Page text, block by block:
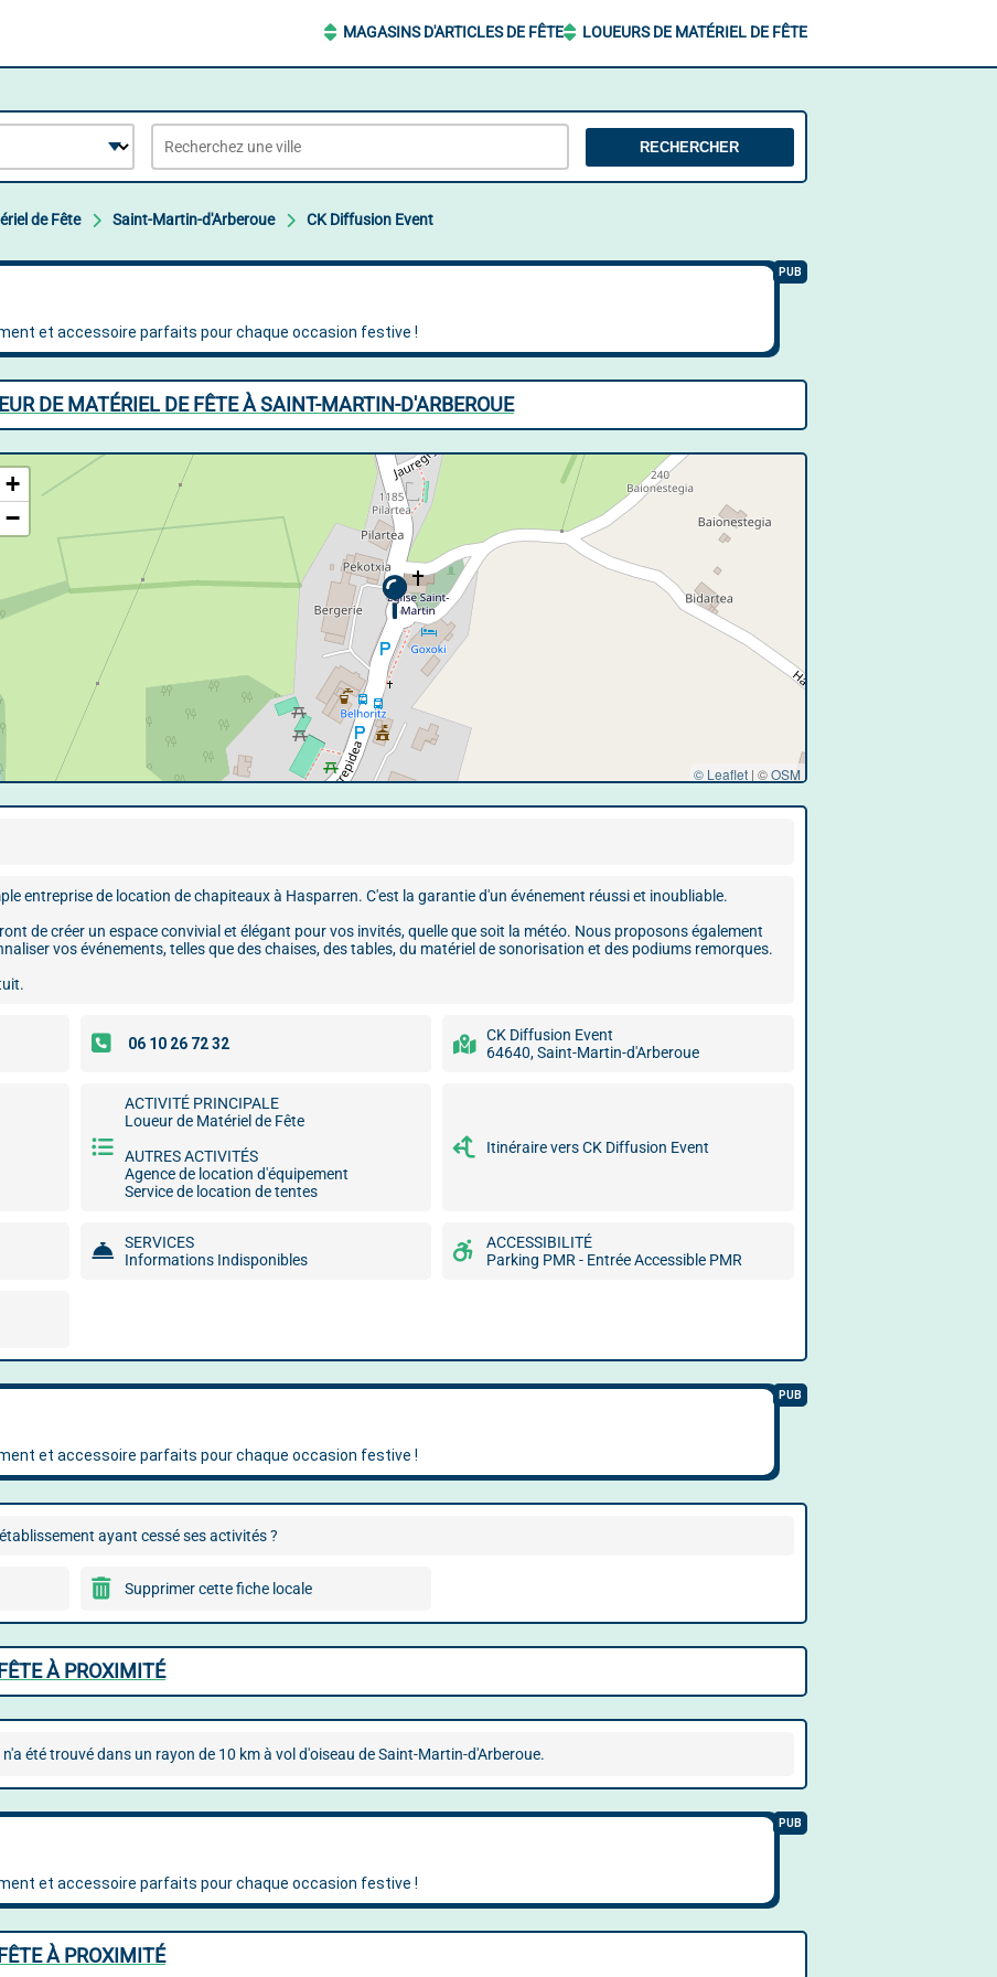
MAGASINS D'ARTICLES DE FÊTE LOUEURS DE MATÉRIEL DE FÊTE
RECHERCHER
de Fête Saint-Martin-d'Arberoue CK Diffusion Event
DE MATÉRIEL DE FÊTE À SAINT-MARTIN-D'ARBEROUE
+
−
© Leaflet | ©OSM
entreprise de location de chapiteaux à Hasparren. C'est la garantie d'un événement réussi et inoubliable.
de créer un espace convivial et élégant pour vos invités, quelle que soit la météo. Nous proposons également
vos événements, telles que des chaises, des tables, du matériel de sonorisation et des podiums remorques.
CK Diffusion Event
64640, Saint-Martin-d'Arberoue
ACTIVITÉ PRINCIPALE
Loueur de Matériel de Fête
AUTRES ACTIVITÉS
Agence de location d'équipement
Service de location de tentes
Itinéraire vers CK Diffusion Event
SERVICES
Informations Indisponibles
ACCESSIBILITÉ
Parking PMR - Entrée Accessible PMR
ayant cessé ses activités ?
Supprimer cette fiche locale
À PROXIMITÉ
été trouvé dans un rayon de 10 km à vol d'oiseau de Saint-Martin-d'Arberoue.
À PROXIMITÉ